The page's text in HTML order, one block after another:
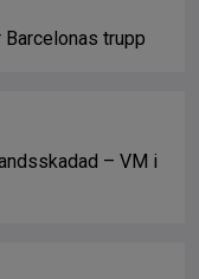
Barcelonas trupp
– VM i